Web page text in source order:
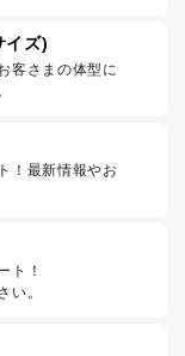
イズ)
客さまの体型に
！最新情報やお
ト！
い。